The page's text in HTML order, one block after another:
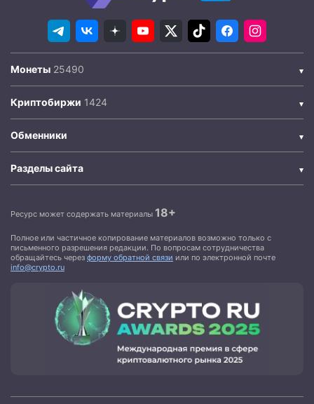
Монеты
Криптобиржи
Обменники
Разделы сайта
Ресурс может содержать материалы 18+
Полное или частичное копирование материалов возможно только с
письменного разрешения редакции. По вопросам сотрудничества
обращайтесь через форму обратной связи или по электронной почте
info@crypto.ru